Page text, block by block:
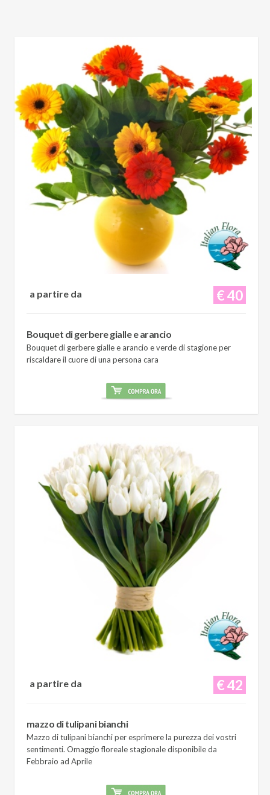
€ 40
a partire da
Bouquet di gerbere gialle e arancio
Bouquet di gerbere gialle e arancio e verde di stagione per
riscaldare il cuore di una persona cara
€ 42
a partire da
mazzo di tulipani bianchi
Mazzo di tulipani bianchi per esprimere la purezza dei vostri
sentimenti. Omaggio floreale stagionale disponibile da
Febbraio ad Aprile